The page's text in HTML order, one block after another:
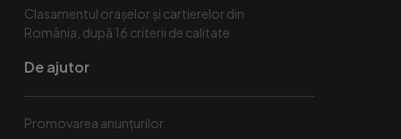
Clasamentul orașelor și cartierelor din
România, după 16 criterii de calitate
De ajutor
Promovarea anunțurilor